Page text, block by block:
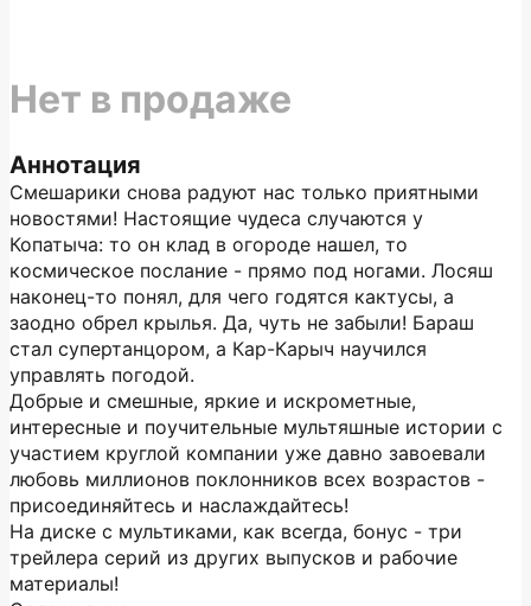
Аннотация
Смешарики снова радуют нас только приятными
новостями! Настоящие чудеса случаются у
Копатыча: то он клад в огороде нашел, то
космическое послание - прямо под ногами. Лосяш
наконец-то понял, для чего годятся кактусы, а
заодно обрел крылья. Да, чуть не забыли! Бараш
стал супертанцором, а Кар-Карыч научился
управлять погодой.
Добрые и смешные, яркие и искрометные,
интересные и поучительные мультяшные истории с
участием круглой компании уже давно завоевали
любовь миллионов поклонников всех возрастов -
присоединяйтесь и наслаждайтесь!
На диске с мультиками, как всегда, бонус - три
трейлера серий из других выпусков и рабочие
материалы!
Нет в продаже